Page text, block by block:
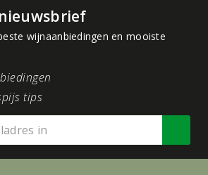
wijnaanbiedingen en mooiste
tips